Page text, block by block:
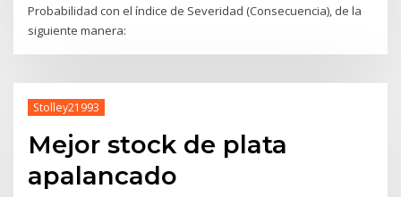
Probabilidad con el índice de Severidad (Consecuencia), de la
siguiente manera:
Stolley21993
Mejor stock de plata
apalancado